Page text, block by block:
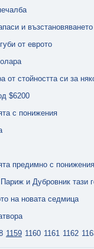
и
от еврото
от стойността си за
$6200
с понижения
предимно с понижения
и Дубровник тази
на новата седмица
1159 1160 1161 1162